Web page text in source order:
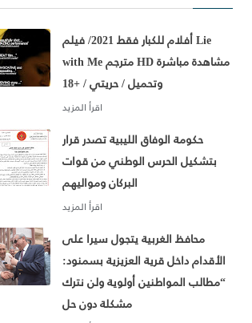
أفلام للكبار فقط 2021/ فيلم Lie
with Me مترجم HD مشاهدة مباشرة
وتحميل / حريتي / +18
حكومة الوفاق الليبية تصدر قرار
بتشكيل الحرس الوطني من قوات
البركان ومواليهم
محافظ الغربية يتجول سيرا على
الأقدام داخل قرية العزيزية بسمنود:
“مطالب المواطنين أولوية ولن نترك
مشكلة دون حل